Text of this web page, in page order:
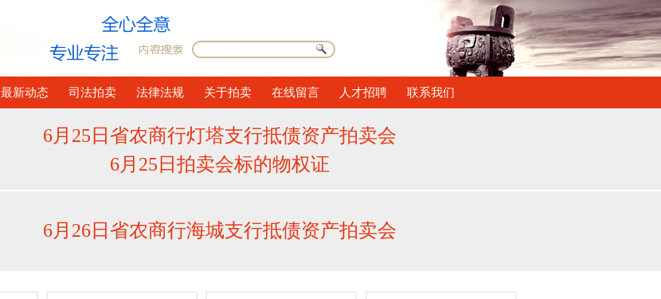
最新动态 司法拍卖 法律法规 关于拍卖 在线留言 人才招聘 联系我们
6月25日省农商行灯塔支行抵债资产拍卖会
6月25日拍卖会标的物权证
6月26日省农商行海城支行抵债资产拍卖会